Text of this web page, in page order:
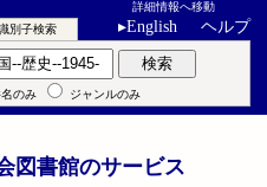
詳細情報へ移動
▸English ヘルプ
別子検索
検索
のみ ジャンルのみ
図書館のサービス